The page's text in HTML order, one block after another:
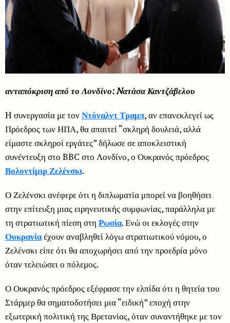
ανταπόκριση από το Λονδίνο: Nατάσα Καντζάβελου
H συνεργασία με τονΝτόναλντ Τραμπ, αν επανεκλεγεί ως
Πρόεδρος των ΗΠΑ, θα απαιτεί “σκληρή δουλειά, αλλά
είμαστε σκληροί εργάτες” δήλωσε σε αποκλειστική
συνέντευξη στο BBC στο Λονδίνο, ο Ουκρανός πρόεδρος
Βολοντίμιρ Ζελένσκι.
Ο Ζελένσκι ανέφερε ότι η διπλωματία μπορεί να βοηθήσει
στην επίτευξη μιας ειρηνευτικής συμφωνίας, παράλληλα με
τη στρατιωτική πίεση στη Ρωσία. Ενώ οι εκλογές στην
Ουκρανίαέχουν αναβληθεί λόγω στρατιωτικού νόμου, ο
Ζελένσκι είπε ότι θα αποχωρήσει από την προεδρία μόνο
όταν τελειώσει ο πόλεμος.
Ο Ουκρανός πρόεδρος εξέφρασε την ελπίδα ότι η θητεία του
Στάρμερ θα σηματοδοτήσει μια “ειδική” εποχή στην
εξωτερική πολιτική της Βρετανίας, όταν συναντήθηκε με τον